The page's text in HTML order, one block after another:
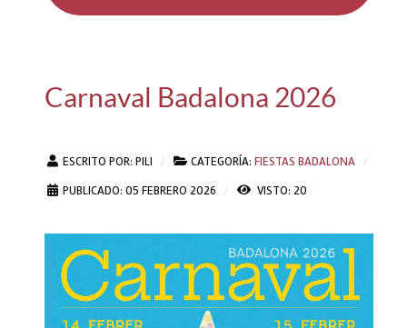
Carnaval Badalona 2026
ESCRITO POR: PILI CATEGORÍA: FIESTAS BADALONA
PUBLICADO: 05 FEBRERO 2026
VISTO: 20